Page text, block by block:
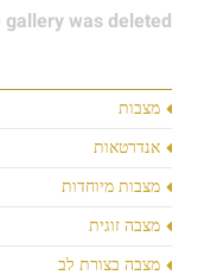
מצבות
אנדרטאות
מצבות מיוחדות
מצבה זוגית
מצבה בצורת לב
was deleted.